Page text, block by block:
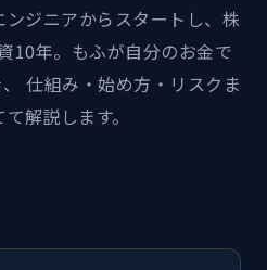
ジニアからスタートし、株
10年。もふが自分のお金で
仕組み・始め方・リスクま
解説します。